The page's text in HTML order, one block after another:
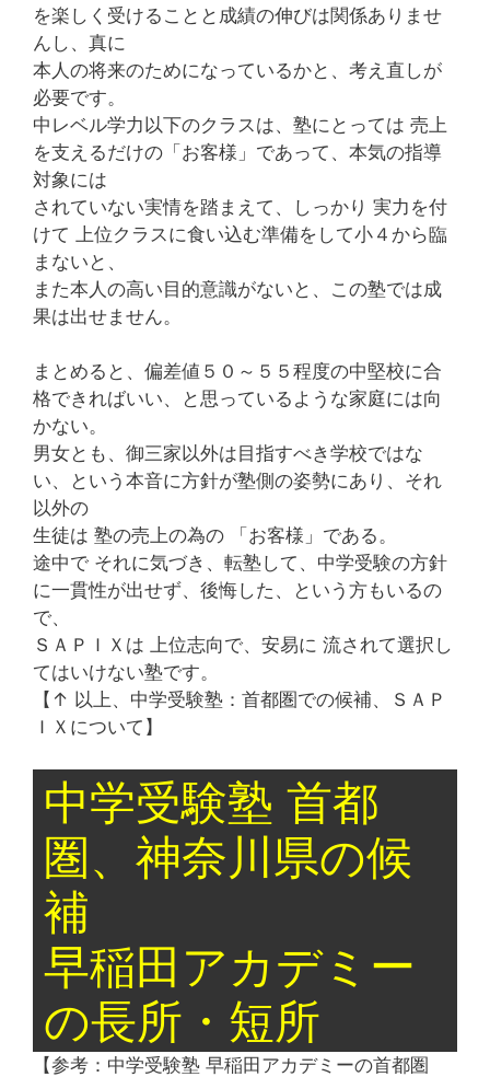
を楽しく受けることと成績の伸びは関係ありませ
んし、真に
本人の将来のためになっているかと、考え直しが
必要です。
中レベル学力以下のクラスは、塾にとっては 売上
を支えるだけの「お客様」であって、本気の指導
対象には
されていない実情を踏まえて、しっかり 実力を付
けて 上位クラスに食い込む準備をして小４から臨
まないと、
また本人の高い目的意識がないと、この塾では成
果は出せません。
まとめると、偏差値５０～５５程度の中堅校に合
格できればいい、と思っているような家庭には向
かない。
男女とも、御三家以外は目指すべき学校ではな
い、という本音に方針が塾側の姿勢にあり、それ
以外の
生徒は 塾の売上の為の 「お客様」である。
途中で それに気づき、転塾して、中学受験の方針
に一貫性が出せず、後悔した、という方もいるの
で、
ＳＡＰＩＸは 上位志向で、安易に 流されて選択し
てはいけない塾です。
【↑ 以上、中学受験塾：首都圏での候補、ＳＡＰ
ＩＸについて】
中学受験塾 首都
圏、神奈川県の候
補
早稲田アカデミー
の長所・短所
【参考：中学受験塾 早稲田アカデミーの首都圏